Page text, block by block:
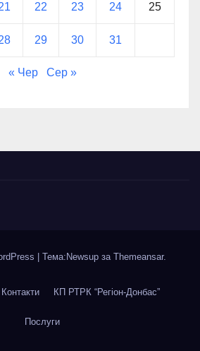
22 23 24 25
29 30 31
« Чер Сер »
Тема:Newsup за Themeansar.
Контакти КП РТРК “Регіон-Донбас”
Послуги